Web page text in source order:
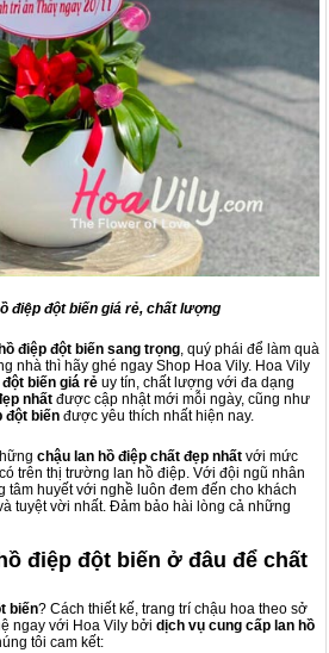
điệp đột biến giá rẻ, chất lượng
điệp đột biến sang trọng, quý phái để làm quà
nhà thì hãy ghé ngay Shop Hoa Vily. Hoa Vily
biến giá rẻ uy tín, chất lượng với đa dạng
nhất được cập nhật mới mỗi ngày, cũng như
đột biến được yêu thích nhất hiện nay.
chậu lan hồ điệp chất đẹp nhất với mức
trên thị trường lan hồ điệp. Với đội ngũ nhân
tâm huyết với nghề luôn đem đến cho khách
tuyệt vời nhất. Đảm bảo hài lòng cả những
điệp đột biến ở đâu để chất
biến? Cách thiết kế, trang trí chậu hoa theo sở
ngay với Hoa Vily bởi dịch vụ cung cấp lan hồ
tôi cam kết: